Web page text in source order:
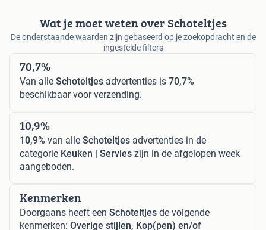
Wat je moet weten over Schoteltjes
De onderstaande waarden zijn gebaseerd op je zoekopdracht en de
ingestelde filters
70,7%
Van alle Schoteltjes advertenties is 70,7%
beschikbaar voor verzending.
10,9%
10,9% van alle Schoteltjes advertenties in de
categorie Keuken | Servies zijn in de afgelopen week
aangeboden.
Kenmerken
Doorgaans heeft een Schoteltjes de volgende
kenmerken: Overige stijlen, Kop(pen) en/of